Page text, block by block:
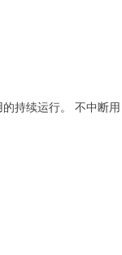
持续运行。 不中断用